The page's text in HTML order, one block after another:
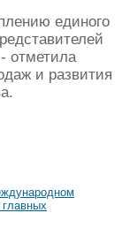
единого
отметила
и развития